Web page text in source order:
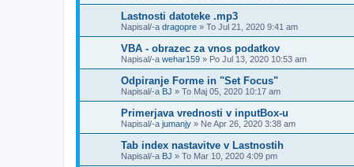
Lastnosti datoteke .mp3
Napisal/-a dragopre » To Jul 21, 2020 9:41 am
VBA - obrazec za vnos podatkov
Napisal/-a wehar159 » Po Jul 13, 2020 10:53 am
Odpiranje Forme in "Set Focus"
Napisal/-a BJ » To Maj 05, 2020 10:17 am
Primerjava vrednosti v inputBox-u
Napisal/-a jumanjy » Ne Apr 26, 2020 3:38 am
Tab index nastavitve v Lastnostih
Napisal/-a BJ » To Mar 10, 2020 4:09 pm